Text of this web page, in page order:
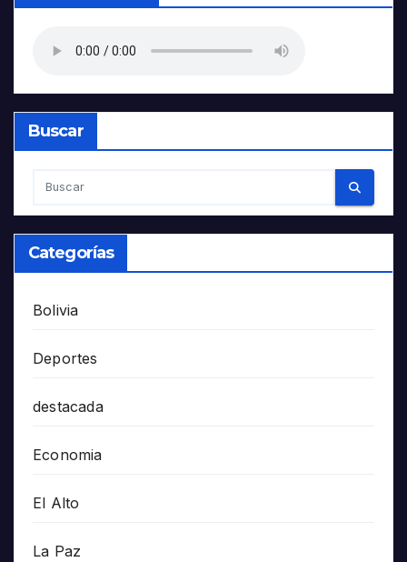
Buscar
Categorías
Bolivia
Deportes
destacada
Economia
El Alto
La Paz